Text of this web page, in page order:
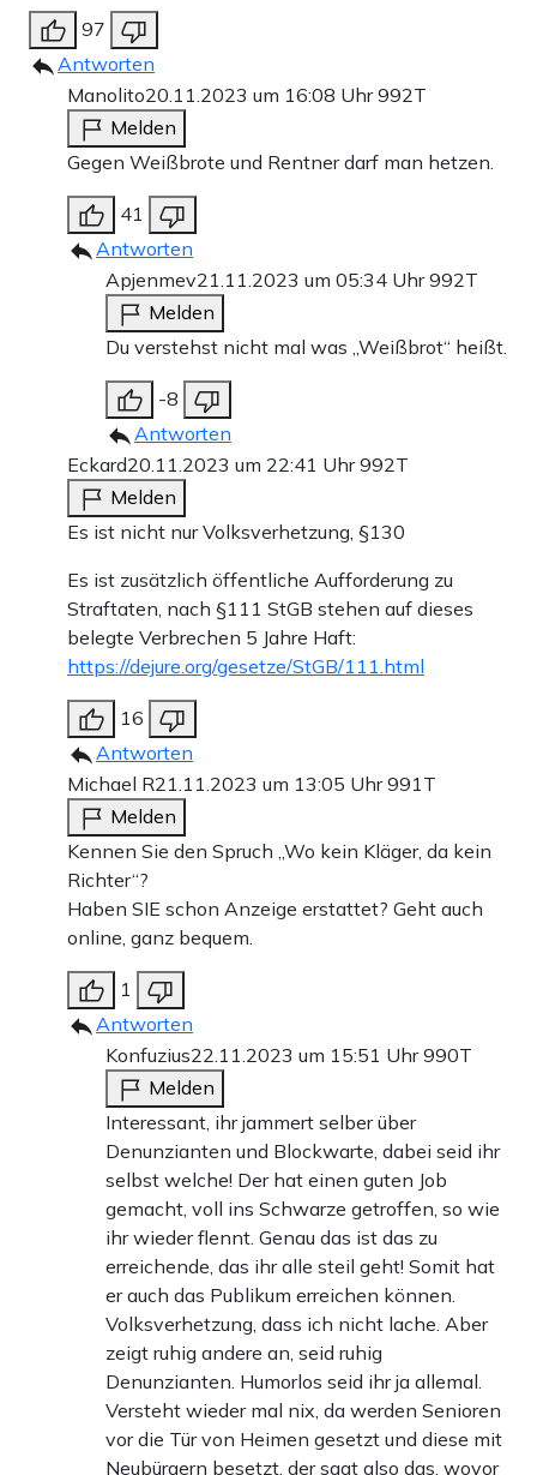
97
Antworten
Manolito20.11.2023 um 16:08 Uhr992T
Melden
Gegen Weißbrote und Rentner darf man hetzen.
41
Antworten
Apjenmev21.11.2023 um 05:34 Uhr992T
Melden
Du verstehst nicht mal was „Weißbrot“ heißt.
-8
Antworten
Eckard20.11.2023 um 22:41 Uhr992T
Melden
Es ist nicht nur Volksverhetzung, §130
Es ist zusätzlich öffentliche Aufforderung zu
Straftaten, nach §111 StGB stehen auf dieses
belegte Verbrechen 5 Jahre Haft:
https://dejure.org/gesetze/StGB/111.html
16
Antworten
Michael R21.11.2023 um 13:05 Uhr991T
Melden
Kennen Sie den Spruch „Wo kein Kläger, da kein
Richter“?
Haben SIE schon Anzeige erstattet? Geht auch
online, ganz bequem.
1
Antworten
Konfuzius22.11.2023 um 15:51 Uhr990T
Melden
Interessant, ihr jammert selber über
Denunzianten und Blockwarte, dabei seid ihr
selbst welche! Der hat einen guten Job
gemacht, voll ins Schwarze getroffen, so wie
ihr wieder flennt. Genau das ist das zu
erreichende, das ihr alle steil geht! Somit hat
er auch das Publikum erreichen können.
Volksverhetzung, dass ich nicht lache. Aber
zeigt ruhig andere an, seid ruhig
Denunzianten. Humorlos seid ihr ja allemal.
Versteht wieder mal nix, da werden Senioren
vor die Tür von Heimen gesetzt und diese mit
Neubürgern besetzt, der sagt also das, wovor